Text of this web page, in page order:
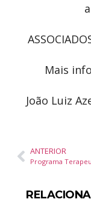
Mais
João Luiz
ANTERIOR